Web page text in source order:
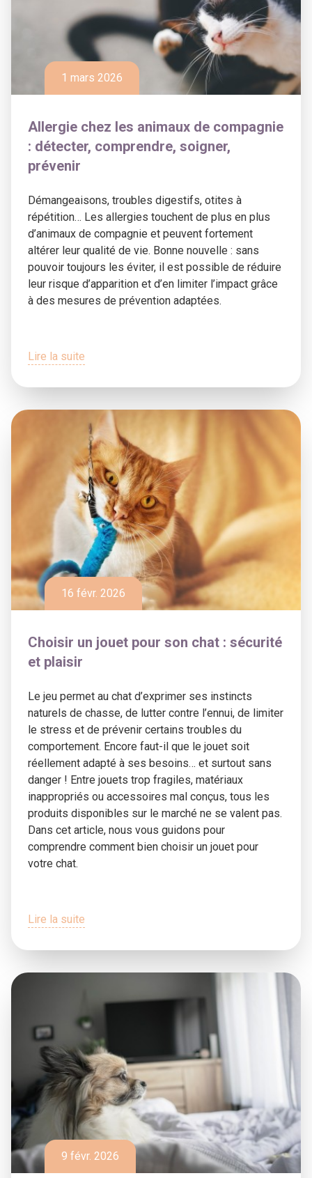
1 mars 2026
Allergie chez les animaux de compagnie
: détecter, comprendre, soigner,
prévenir
Démangeaisons, troubles digestifs, otites à
répétition… Les allergies touchent de plus en plus
d’animaux de compagnie et peuvent fortement
altérer leur qualité de vie. Bonne nouvelle : sans
pouvoir toujours les éviter, il est possible de réduire
leur risque d’apparition et d’en limiter l’impact grâce
à des mesures de prévention adaptées.
Lire la suite
16 févr. 2026
Choisir un jouet pour son chat : sécurité
et plaisir
Le jeu permet au chat d’exprimer ses instincts
naturels de chasse, de lutter contre l’ennui, de limiter
le stress et de prévenir certains troubles du
comportement. Encore faut-il que le jouet soit
réellement adapté à ses besoins… et surtout sans
danger ! Entre jouets trop fragiles, matériaux
inappropriés ou accessoires mal conçus, tous les
produits disponibles sur le marché ne se valent pas.
Dans cet article, nous vous guidons pour
comprendre comment bien choisir un jouet pour
votre chat.
Lire la suite
9 févr. 2026